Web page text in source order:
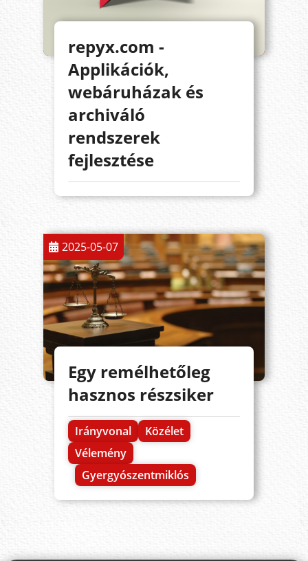
repyx.com -
Applikációk,
webáruházak és
archiváló
rendszerek
fejlesztése
2025-05-07
Egy remélhetőleg
hasznos részsiker
Irányvonal
Közélet
Vélemény
Gyergyószentmiklós